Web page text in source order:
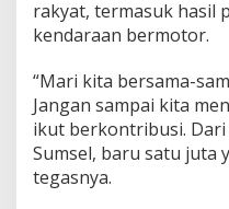
t
rakyat, termasuk hasil
kendaraan bermotor.
“Mari kita bersama-
Jangan sampai kita
ikut berkontribusi.
Sumsel, baru satu juta
tegasnya.